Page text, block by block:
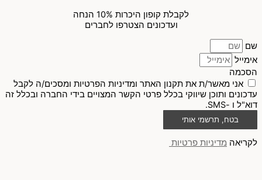
לקבלת קופון היכרות 10% הנחה
ועדכונים הצטרפו לחברים
שם
אימייל
הסכמה
אני מאשר/ת את תקנון האתר ומדיניות הפרטיות ומסכים/ה לקבל
עדכונים ותוכן שיווקי בכלל פרטי הקשר המצויים בידי החברה ובכלל זה
דוא"ל ו -SMS.
בטח, תרשמי אותי
לקריאה מדיניות פרטיות